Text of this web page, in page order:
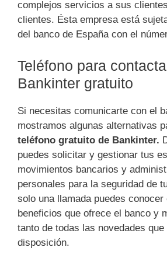
complejos servicios a sus
clientes. Ésta empresa está
del banco de España con el
Teléfono para
Bankinter gratuito
Si necesitas comunicarte con el
mostramos algunas alternativas
teléfono gratuito de Bankinter.
puedes solicitar y gestionar tus
movimientos bancarios y
personales para la seguridad de
solo una llamada puedes
beneficios que ofrece el banco y
tanto de todas las novedades
disposición.